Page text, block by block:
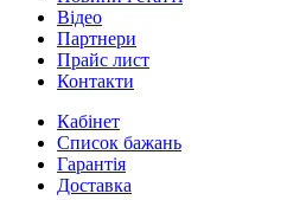
Відео
Партнери
Прайс лист
Контакти
Кабінет
Список бажань
Гарантія
Доставка